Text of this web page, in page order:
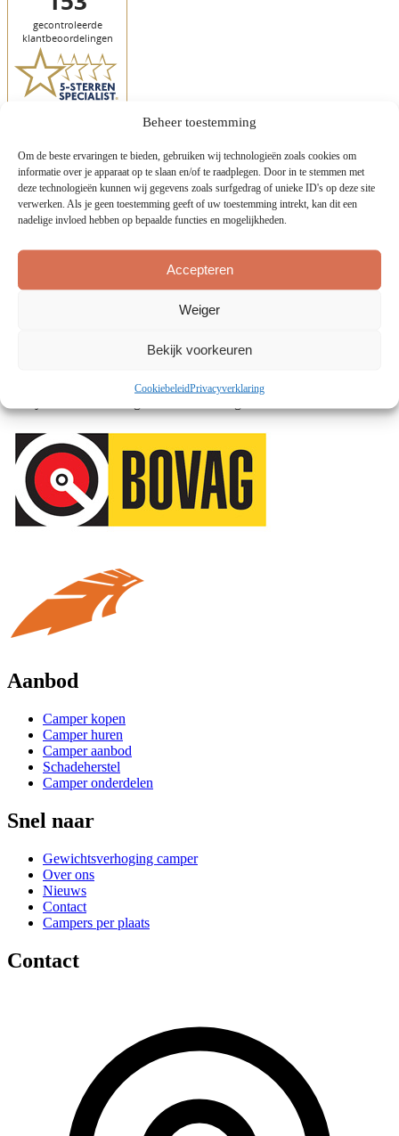
Beheer toestemming
Om de beste ervaringen te bieden, gebruiken wij technologieën zoals cookies om
informatie over je apparaat op te slaan en/of te raadplegen. Door in te stemmen met
deze technologieën kunnen wij gegevens zoals surfgedrag of unieke ID's op deze site
verwerken. Als je geen toestemming geeft of uw toestemming intrekt, kan dit een
nadelige invloed hebben op bepaalde functies en mogelijkheden.
Accepteren
Weiger
Bekijk voorkeuren
CookiebeleidPrivacyverklaring
Mijn verlanglijstje
Kopieer en deel de onderstaande link om jouw verlanglijstje te delen
Bekijk mijn verlanglijstje
CCR Lemmer is van oorsprong een full service camper en caravan
Aanbod
Camper kopen
Camper huren
Camper aanbod
Schadeherstel
Camper onderdelen
Snel naar
Gewichtsverhoging camper
Over ons
Nieuws
Contact
Campers per plaats
Contact